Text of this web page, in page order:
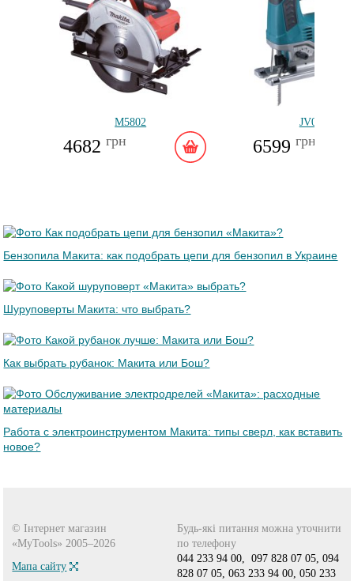
M5802
4682грн
JV0600K
6599грн
Бензопила Макита: как подобрать цепи для бензопил в Украине
Шуруповерты Макита: что выбрать?
Как выбрать рубанок: Макита или Бош?
Работа с электроинструментом Макита: типы сверл, как вставить
новое?
© Інтернет магазин
«MyTools» 2005–2026
Мапа сайту
Будь-які питання можна уточнити
по телефону
044 233 94 00,
097 828 07 05, 094
828 07 05, 063 233 94 00, 050 233